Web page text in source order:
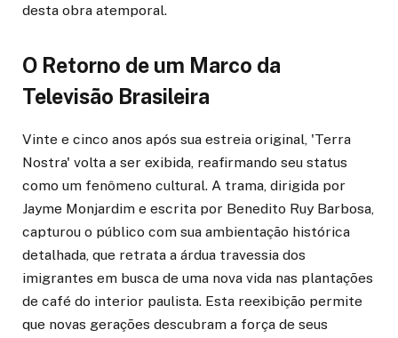
desta obra atemporal.
O Retorno de um Marco da
Televisão Brasileira
Vinte e cinco anos após sua estreia original, 'Terra
Nostra' volta a ser exibida, reafirmando seu status
como um fenômeno cultural. A trama, dirigida por
Jayme Monjardim e escrita por Benedito Ruy Barbosa,
capturou o público com sua ambientação histórica
detalhada, que retrata a árdua travessia dos
imigrantes em busca de uma nova vida nas plantações
de café do interior paulista. Esta reexibição permite
que novas gerações descubram a força de seus